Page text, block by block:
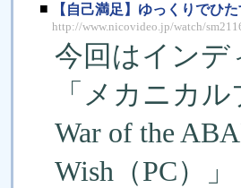
■ 【自己満足】ゆっくりでひ
http://www.nicovideo.jp/watch/
今回はインデ
「メカニカ
War of the
Wish（PC）